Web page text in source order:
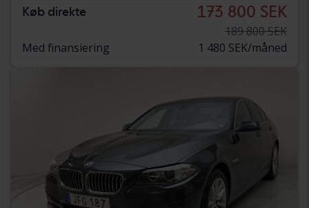
Køb direkte 173 800 SEK
189 800 SEK
Med finansiering
1 480 SEK/måned